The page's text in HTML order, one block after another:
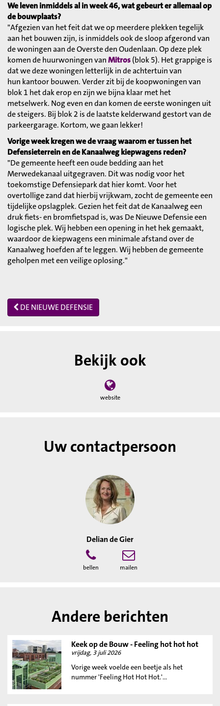
We leven inmiddels al in week 46, wat gebeurt er allemaal op
de bouwplaats?
"Afgezien van het feit dat we op meerdere plekken tegelijk
aan het bouwen zijn, is inmiddels ook de sloop afgerond van
de woningen aan de Overste den Oudenlaan. Op deze plek
komen de huurwoningen vanMitros(blok 5). Het grappige is
dat we deze woningen letterlijk in de achtertuin van
hun kantoor bouwen. Verder zit bij de koopwoningen van
blok 1 het dak erop en zijn we bijna klaar met het
metselwerk. Nog even en dan komen de eerste woningen uit
de steigers. Bij blok 2 is de laatste kelderwand gestort van de
parkeergarage. Kortom, we gaan lekker!
Vorige week kregen we de vraag waarom er tussen het
Defensieterrein en de Kanaalweg kiepwagens reden?
"De gemeente heeft een oude bedding aan het
Merwedekanaal uitgegraven. Dit was nodig voor het
toekomstige Defensiepark dat hier komt. Voor het
overtollige zand dat hierbij vrijkwam, zocht de gemeente een
tijdelijke opslagplek. Gezien het feit dat de Kanaalweg een
druk fiets- en bromfietspad is, was De Nieuwe Defensie een
logische plek. Wij hebben een opening in het hek gemaakt,
waardoor de kiepwagens een minimale afstand over de
Kanaalweg hoefden af te leggen. Wij hebben de gemeente
geholpen met een veilige oplosing."
DE NIEUWE DEFENSIE
Bekijk ook
website
Uw contactpersoon
Delian de Gier
bellen mailen
Andere berichten
Keek op de Bouw - Feeling hot hot hot
vrijdag, 3 juli 2026
Vorige week voelde een beetje als het
nummer 'Feeling Hot Hot Hot.'...